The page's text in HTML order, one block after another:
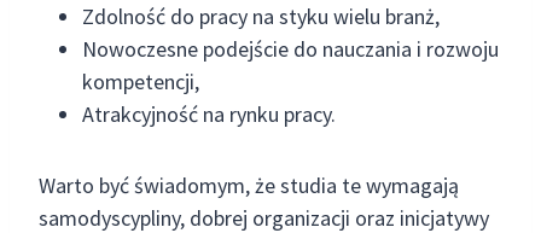
Zdolność do pracy na styku wielu branż,
Nowoczesne podejście do nauczania i rozwoju
kompetencji,
Atrakcyjność na rynku pracy.
Warto być świadomym, że studia te wymagają
samodyscypliny, dobrej organizacji oraz inicjatywy